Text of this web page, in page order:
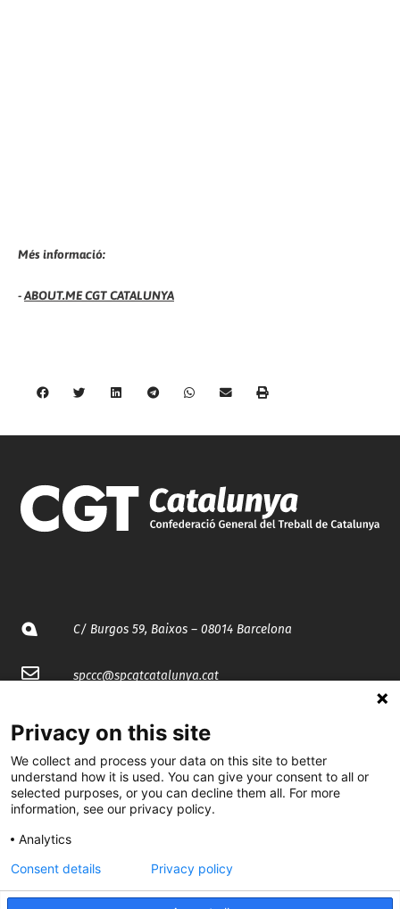
Més informació:
-ABOUT.ME CGT CATALUNYA
C/ Burgos 59, Baixos – 08014 Barcelona
spccc@spcgtcatalunya.cat
@CGTCatalunya
cgtcatalunya
CGTCatalunya
cgtcatalunya
Privacy on this site
We collect and process your data on this site to better
understand how it is used. You can give your consent to all or
selected purposes, or you can decline them all. For more
information, see our privacy policy.
Analytics
Consent details Privacy policy